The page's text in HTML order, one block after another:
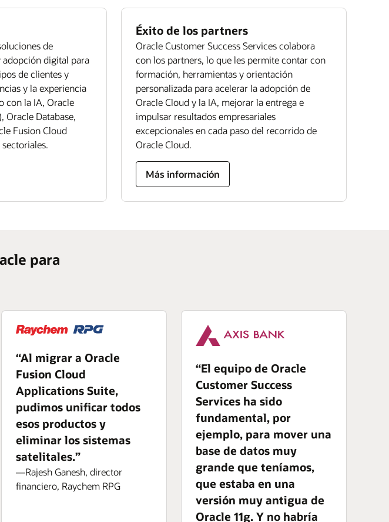
de
digital para
de clientes y
y la experiencia
con la IA, Oracle
Oracle Database,
Fusion Cloud
Éxito de los partners
Oracle Customer Success Services colabora
con los partners, lo que les permite contar con
formación, herramientas y orientación
personalizada para acelerar la adopción de
Oracle Cloud y la IA, mejorar la entrega e
impulsar resultados empresariales
excepcionales en cada paso del recorrido de
Oracle Cloud.
Más información
para
“Al migrar a Oracle
Fusion Cloud
Applications Suite,
pudimos unificar todos
esos productos y
eliminar los sistemas
satelitales.”
—Rajesh Ganesh, director
financiero, Raychem RPG
“El equipo de Oracle
Customer Success
Services ha sido
fundamental, por
ejemplo, para mover una
base de datos muy
grande que teníamos,
que estaba en una
versión muy antigua de
Oracle 11g. Y no habría